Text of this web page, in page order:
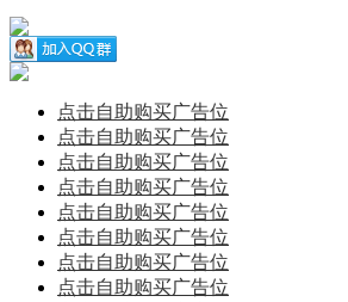
点击自助购买广告位
点击自助购买广告位
点击自助购买广告位
点击自助购买广告位
点击自助购买广告位
点击自助购买广告位
点击自助购买广告位
点击自助购买广告位